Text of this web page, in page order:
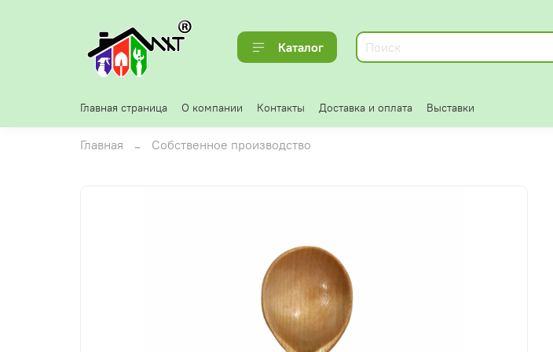
Каталог
Главная страница О компании Контакты Доставка и оплата Выставки
Главная Собственное производство